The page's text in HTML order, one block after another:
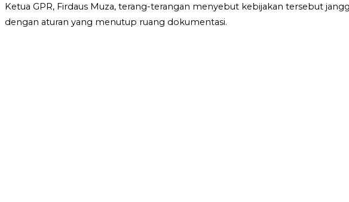
Ketua GPR, Firdaus Muza, terang-terangan menyebut kebijakan tersebut
dengan aturan yang menutup ruang dokumentasi.